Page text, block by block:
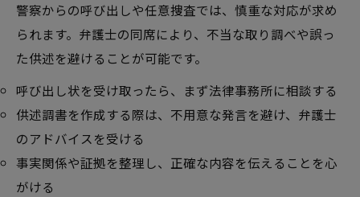
警察からの呼び出しや任意捜査では、慎重な対応が求め
られます。弁護士の同席により、不当な取り調べや誤っ
た供述を避けることが可能です。
呼び出し状を受け取ったら、まず法律事務所に相談する
供述調書を作成する際は、不用意な発言を避け、弁護士
のアドバイスを受ける
事実関係や証拠を整理し、正確な内容を伝えることを心
がける